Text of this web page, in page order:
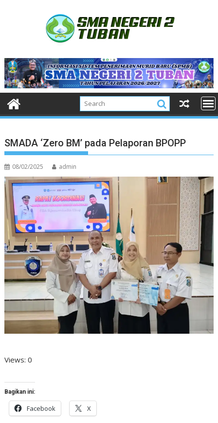
SMADA ‘Zero BM’ pada Pelaporan BPOPP
08/02/2025 admin
Views: 0
Bagikan ini:
Facebook X